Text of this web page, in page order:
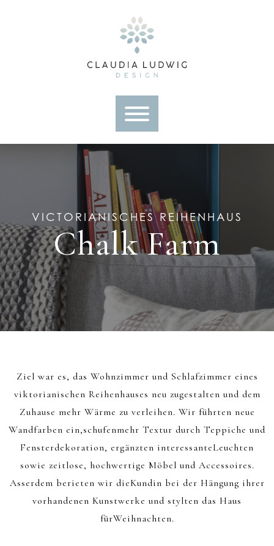
VICTORIANISCHES REIHENHAUS
Chalk Farm
Ziel war es, das Wohnzimmer und Schlafzimmer eines
viktorianischen Reihenhauses neu zugestalten und dem
Zuhause mehr Wärme zu verleihen. Wir führten neue
Wandfarben ein,schufenmehr Textur durch Teppiche und
Fensterdekoration, ergänzten interessanteLeuchten
sowie zeitlose, hochwertige Möbel und Accessoires.
Asserdem berieten wir dieKundin bei der Hängung ihrer
vorhandenen Kunstwerke und stylten das Haus
fürWeihnachten.